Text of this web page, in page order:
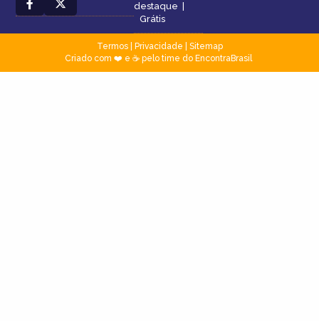
destaque
Grátis
Termos| Privacidade
Sitemap
Criado com ❤️ e ☕ pelo time do EncontraBrasil